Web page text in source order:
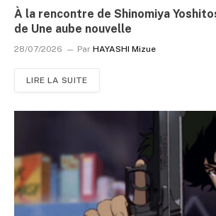
À la rencontre de Shinomiya
de Une aube nouvelle
28/07/2026 Par HAYASHI Mizue
LIRE LA SUITE